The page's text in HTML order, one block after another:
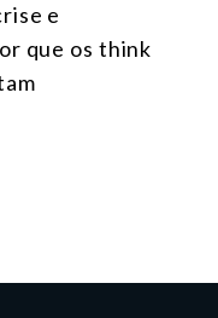
e
que os think